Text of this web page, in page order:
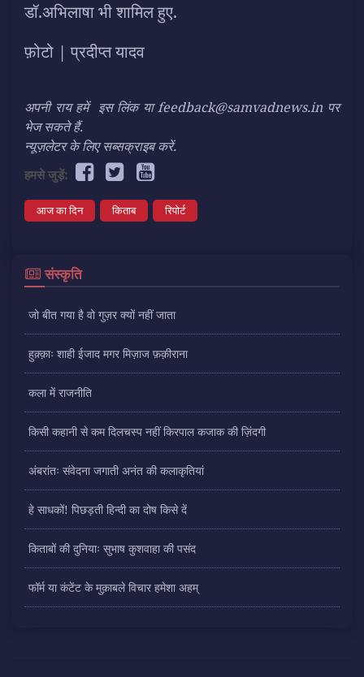
डॉ.अभिलाषा भी शामिल हुए.
फ़ोटो | प्रदीप्त यादव
अपनी राय हमें इस लिंक या feedback@samvadnews.in पर
भेज सकते हैं.
न्यूज़लेटर के लिए सब्सक्राइब करें.
हमसे जुड़ें:
आज का दिन किताब रिपोर्ट
संस्कृति
जो बीत गया है वो गुज़र क्यों नहीं जाता
हुक़्क़ाः शाही ईजाद मगर मिज़ाज फ़क़ीराना
कला में राजनीति
किसी कहानी से कम दिलचस्प नहीं किरपाल कजाक की ज़िंदगी
अंबरांतः संवेदना जगाती अनंत की कलाकृतियां
हे साधकों! पिछड़ती हिन्दी का दोष किसे दें
किताबों की दुनियाः सुभाष कुशवाहा की पसंद
फॉर्म या कंटेंट के मुक़ाबले विचार हमेशा अहम्